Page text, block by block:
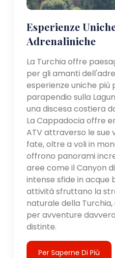
Esperienze
Adrenaliniche
La Turchia offre
per gli amanti
esperienze uniche più
parapendio sulla
una discesa costiera
La Cappadocia offre
ATV attraverso le sue
fate, oltre a voli in
offrono panorami
aree come il Canyon
intense sfide in acque
attività sfruttano la
naturale della
per avventure
distinte.
Per Saperne Di Più